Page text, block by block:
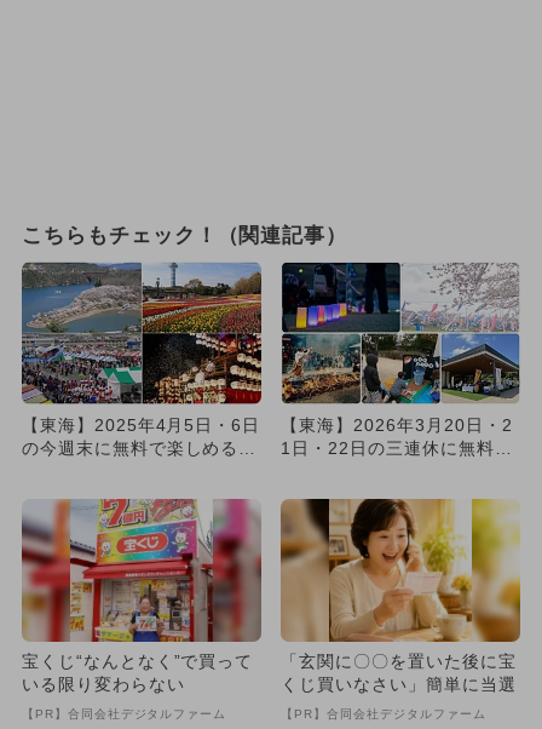
こちらもチェック！（関連記事）
【東海】2025年4月5日・6日
の今週末に無料で楽しめるイ
【東海】2026年3月20日・2
1日・22日の三連休に無料で
宝くじ“なんとなく”で買って
いる限り変わらない
【PR】合同会社デジタルファーム
「玄関に〇〇を置いた後に宝
くじ買いなさい」簡単に当選
【PR】合同会社デジタルファーム